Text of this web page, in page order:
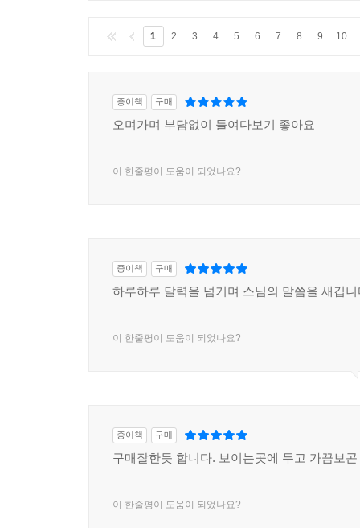
1 2 3 4 5 6 7 8 9 10
종이책 구매
오며가며 부담없이 들여다보기 좋아요
이 한줄평이 도움이 되었나요?
종이책 구매
하루하루 달력을 넘기며 스님의 말씀을 새깁니
이 한줄평이 도움이 되었나요?
종이책 구매
구매잘한듯 합니다. 보이는곳에 두고 가끔보
이 한줄평이 도움이 되었나요?